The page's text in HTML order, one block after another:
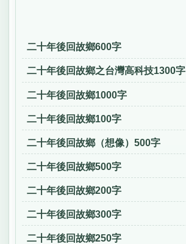
二十年後回故鄉600字
二十年後回故鄉之台灣高科技1300字
二十年後回故鄉1000字
二十年後回故鄉100字
二十年後回故鄉（想像）500字
二十年後回故鄉500字
二十年後回故鄉200字
二十年後回故鄉300字
二十年後回故鄉250字